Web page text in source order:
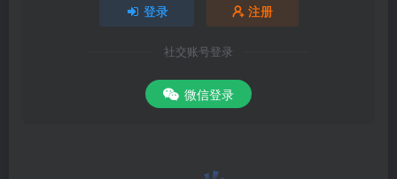
登录 注册
社交账号登录
微信登录